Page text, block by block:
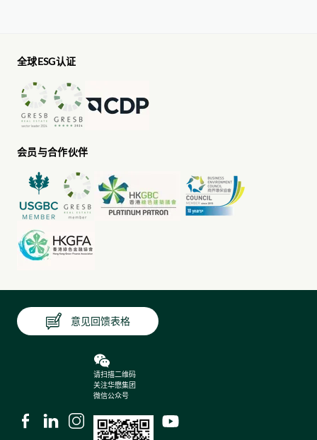
会，从而提高投资回报率
减低合规风险及法规成本
通过部署可持续建筑和技术，减少环境足迹并节省营
提升住户的健康福祉
管理措施
在新建及大型改动及加建项目中采用可持续设计及系
统，包括被动式建筑设计、自然通风、建筑信息模拟
（BIM）、组装合成建筑法（MiC）、智能和物联网
承诺所有新建项目达致第二高等级或以上的可持续发
展建筑认证
展现绿色建筑的领导力
全球ESG认证
会员与合作伙伴
意见回馈表格
请扫描二维码
关注华懋集团
微信公众号